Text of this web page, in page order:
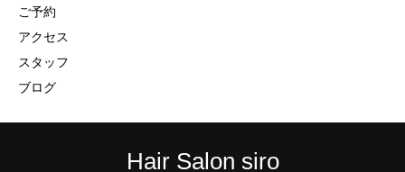
ご予約
アクセス
スタッフ
ブログ
Hair Salon siro